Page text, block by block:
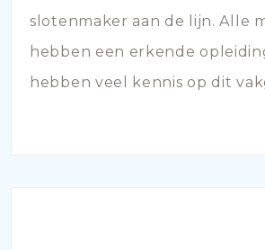
slotenmaker aan de lijn. Alle
hebben een erkende
hebben veel kennis op dit